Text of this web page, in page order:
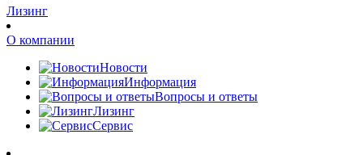
Лизинг
О компании
Новости
Информация
Вопросы и ответы
Лизинг
Сервис